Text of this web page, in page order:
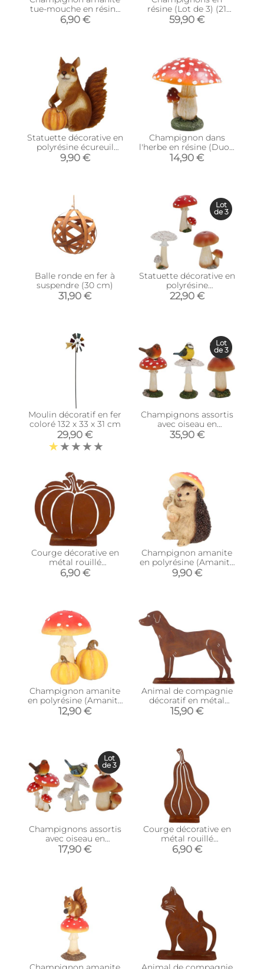
tue-mouche en résine
Forest
6,90 €
résine (Lot de 3) (21
cm)
59,90 €
Statuette décorative en
polyrésine écureuil
avec citrouille
9,90 €
Champignon dans
l'herbe en résine (Duo -
hauteur 15,5 cm)
14,90 €
Balle ronde en fer à
suspendre (30 cm)
31,90 €
Statuette décorative en
polyrésine
Champignons (Lot de
3) (12 cm)
22,90 €
Lot
de 3
Moulin décoratif en fer
coloré 132 x 33 x 31 cm
29,90 €
Champignons assortis
avec oiseau en
polyrésine (Lot de 3)
(Taille L)
35,90 €
Lot
de 3
Courge décorative en
métal rouillé
(Citrouille)
6,90 €
Champignon amanite
en polyrésine (Amanite
avec hérisson)
9,90 €
Champignon amanite
en polyrésine (Amanite
avec citrouilles)
12,90 €
Animal de compagnie
décoratif en métal
rouillé (Chien debout)
15,90 €
Champignons assortis
avec oiseau en
polyrésine (Lot de 3)
(Taille S)
17,90 €
Lot
de 3
Courge décorative en
métal rouillé
(Butternut)
6,90 €